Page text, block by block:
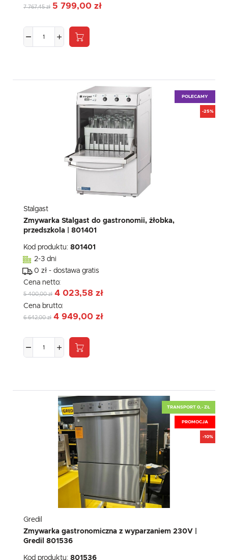
7 767,45 zł 5 799,00 zł
POLECAMY
-25%
Stalgast
Zmywarka Stalgast do gastronomii, żłobka,
przedszkola | 801401
Kod produktu: 801401
2-3 dni
0 zł - dostawa gratis
Cena netto:
5 400,00 zł 4 023,58 zł
Cena brutto:
6 642,00 zł 4 949,00 zł
TRANSPORT 0,- ZŁ
PROMOCJA
-10%
Gredil
Zmywarka gastronomiczna z wyparzaniem 230V |
Gredil 801536
Kod produktu: 801536